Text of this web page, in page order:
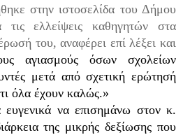
στην ιστοσελίδα του Δήμου
τις ελλείψεις καθηγητών στα
του, αναφέρει επί λέξει και
αγιασμούς όσων σχολείων
μετά από σχετική ερώτησή
όλα έχουν καλώς.»
να επισημάνω στον κ.
της μικρής δεξίωσης που